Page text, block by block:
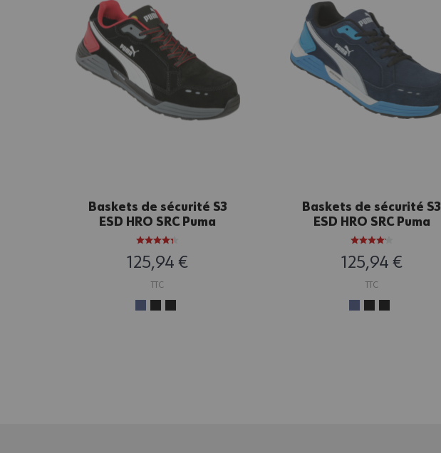
Baskets de sécurité S3
ESD HRO SRC Puma
Airtwist noires et rouges
125,94 €
TTC
Baskets de sécurité S3
ESD HRO SRC Puma
Airtwist Bleues
125,94 €
TTC